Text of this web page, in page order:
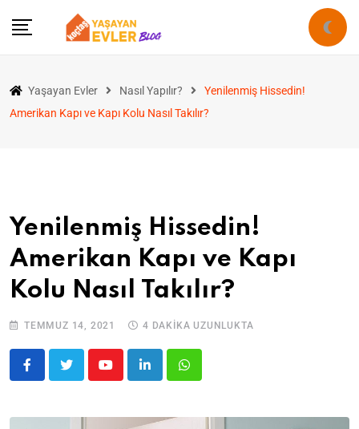
Yaşayan Evler Nasıl Yapılır?
Yenilenmiş Hissedin!
Amerikan Kapı ve Kapı Kolu Nasıl Takılır?
Yenilenmiş Hissedin!
Amerikan Kapı ve Kapı
Kolu Nasıl Takılır?
TEMMUZ 14, 2021 4 DAKIKA UZUNLUKTA